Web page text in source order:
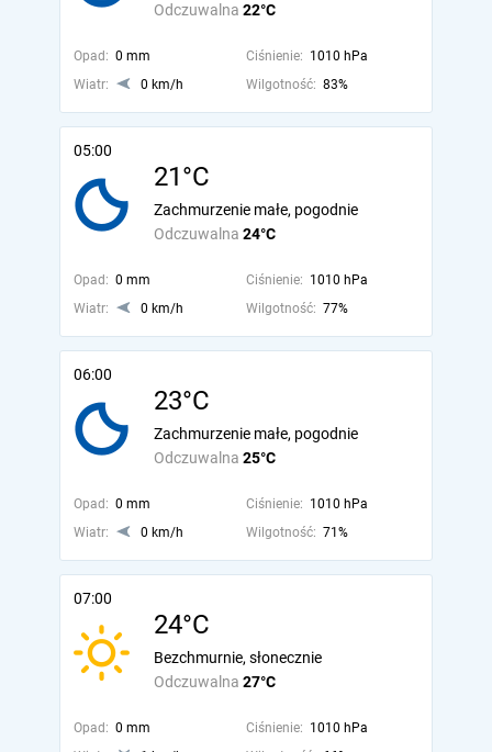
Odczuwalna 22°C
Opad: 0 mm Ciśnienie: 1010 hPa
Wiatr:
0 km/h Wilgotność: 83%
05:00
21°C
Odczuwalna 24°C
Zachmurzenie małe, pogodnie
Opad: 0 mm Ciśnienie: 1010 hPa
Wiatr:
0 km/h Wilgotność: 77%
06:00
23°C
Odczuwalna 25°C
Zachmurzenie małe, pogodnie
Opad: 0 mm Ciśnienie: 1010 hPa
Wiatr:
0 km/h Wilgotność: 71%
07:00
24°C
Odczuwalna 27°C
Bezchmurnie, słonecznie
Opad: 0 mm Ciśnienie: 1010 hPa